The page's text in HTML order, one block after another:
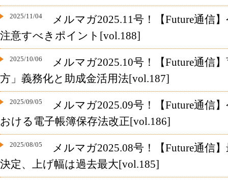
2025/11/04
メルマガ2025.11号！【Future通信
注意すべきポイント[vol.188]
2025/10/06
メルマガ2025.10号！【Future通信
方」義務化と助成金活用法[vol.187]
2025/09/05
メルマガ2025.09号！【Future通信
おける電子帳簿保存法改正[vol.186]
2025/08/05
メルマガ2025.08号！【Future通信
決定、上げ幅は過去最大[vol.185]